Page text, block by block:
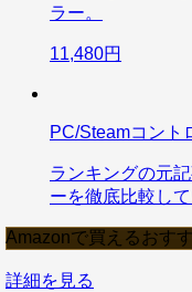
ラー。
11,480円
PC/Steamコント
ランキングの元
ーを徹底比較し
Amazonで買えるおす
詳細を見る